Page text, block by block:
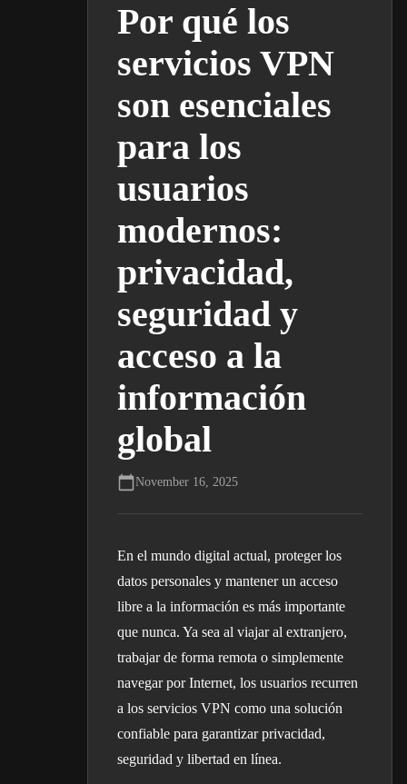
Por qué los
servicios VPN
son esenciales
para los
usuarios
modernos:
privacidad,
seguridad y
acceso a la
información
global
November 16, 2025
En el mundo digital actual, proteger los
datos personales y mantener un acceso
libre a la información es más importante
que nunca. Ya sea al viajar al extranjero,
trabajar de forma remota o simplemente
navegar por Internet, los usuarios recurren
a los servicios VPN como una solución
confiable para garantizar privacidad,
seguridad y libertad en línea.